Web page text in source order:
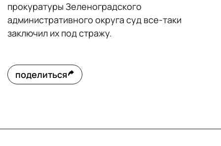
прокуратуры Зеленоградского
административного округа суд все-таки
заключил их под стражу.
поделиться